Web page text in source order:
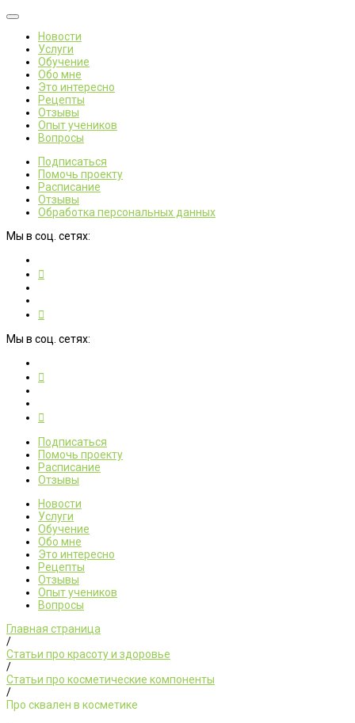
Новости
Услуги
Обучение
Обо мне
Это интересно
Рецепты
Отзывы
Опыт учеников
Вопросы
Подписаться
Помочь проекту
Расписание
Отзывы
Обработка персональных данных
Мы в соц. сетях:
Мы в соц. сетях:
Подписаться
Помочь проекту
Расписание
Отзывы
Новости
Услуги
Обучение
Обо мне
Это интересно
Рецепты
Отзывы
Опыт учеников
Вопросы
Главная страница
/
Статьи про красоту и здоровье
/
Статьи про косметические компоненты
/
Про сквален в косметике